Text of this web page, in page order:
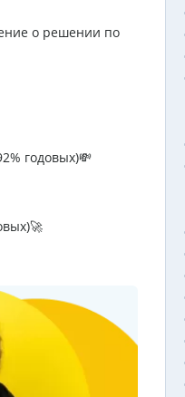
о решении по
годовых)💸